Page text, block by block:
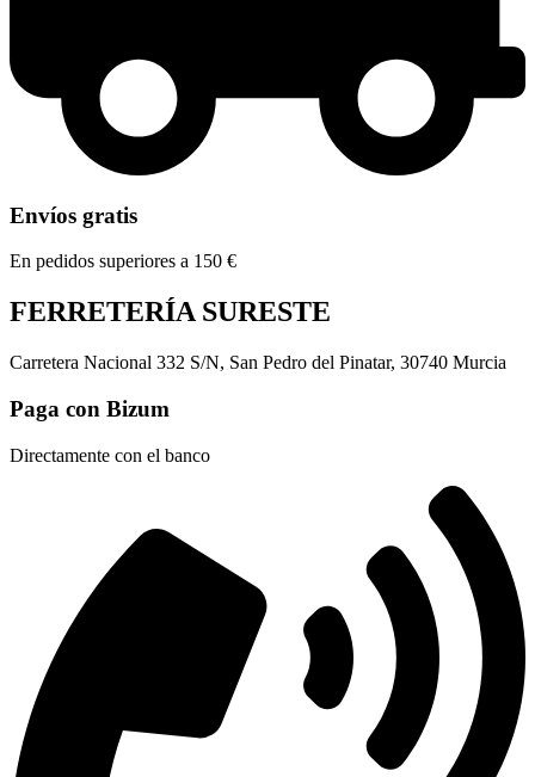
Envíos gratis
En pedidos superiores a 150 €
FERRETERÍA SURESTE
Carretera Nacional 332 S/N, San Pedro del Pinatar, 30740 Murcia
Paga con Bizum
Directamente con el banco